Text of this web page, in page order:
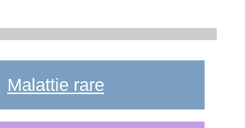
Malattie rare